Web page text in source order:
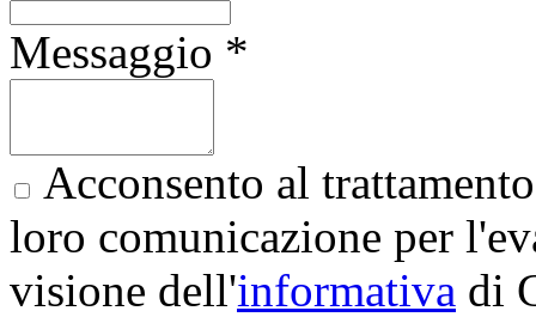
Messaggio *
Acconsento al
loro comunicazione per
visione dell'informativa di